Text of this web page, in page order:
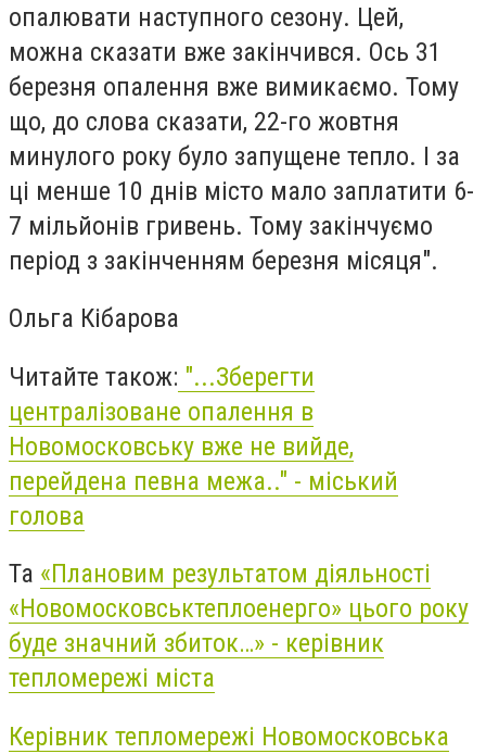
опалювати наступного сезону. Цей,
можна сказати вже закінчився. Ось 31
березня опалення вже вимикаємо. Тому
що, до слова сказати, 22-го жовтня
минулого року було запущене тепло. І за
ці менше 10 днів місто мало заплатити 6-
7 мільйонів гривень. Тому закінчуємо
період з закінченням березня місяця".
Ольга Кібарова
Читайте також: "...Зберегти
централізоване опалення в
Новомосковську вже не вийде,
перейдена певна межа.." - міський
голова
Та «Плановим результатом діяльності
«Новомосковськтеплоенерго» цього року
буде значний збиток…» - керівник
тепломережі міста
Керівник тепломережі Новомосковська